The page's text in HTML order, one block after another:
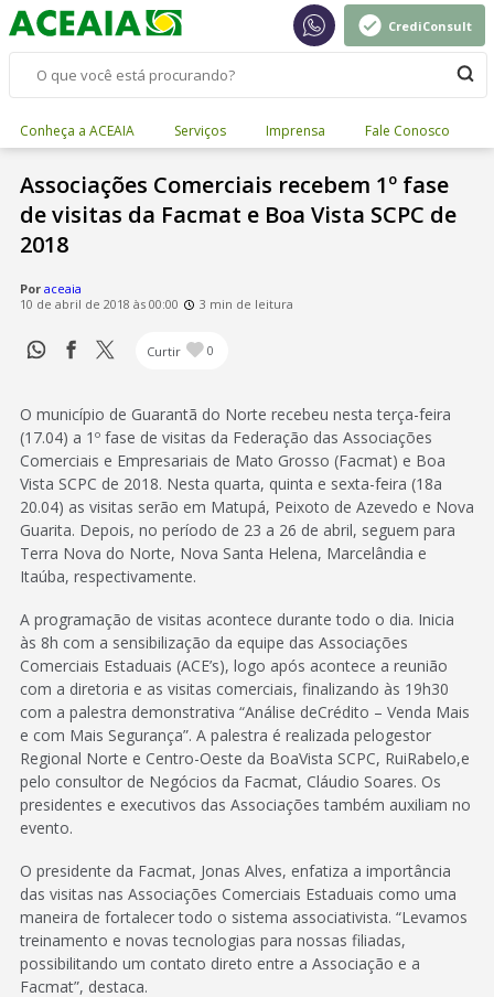
CrediConsult
Conheça a ACEAIA Serviços Imprensa Fale Conosco
Associações Comerciais recebem 1º fase
de visitas da Facmat e Boa Vista SCPC de
2018
Por aceaia
10 de abril de 2018 às 00:00
3 min de leitura
Curtir 0
O município de Guarantã do Norte recebeu nesta terça-feira
(17.04) a 1º fase de visitas da Federação das Associações
Comerciais e Empresariais de Mato Grosso (Facmat) e Boa
Vista SCPC de 2018. Nesta quarta, quinta e sexta-feira (18a
20.04) as visitas serão em Matupá, Peixoto de Azevedo e Nova
Guarita. Depois, no período de 23 a 26 de abril, seguem para
Terra Nova do Norte, Nova Santa Helena, Marcelândia e
Itaúba, respectivamente.
A programação de visitas acontece durante todo o dia. Inicia
às 8h com a sensibilização da equipe das Associações
Comerciais Estaduais (ACE’s), logo após acontece a reunião
com a diretoria e as visitas comerciais, finalizando às 19h30
com a palestra demonstrativa “Análise deCrédito – Venda Mais
e com Mais Segurança”. A palestra é realizada pelogestor
Regional Norte e Centro-Oeste da BoaVista SCPC, RuiRabelo,e
pelo consultor de Negócios da Facmat, Cláudio Soares. Os
presidentes e executivos das Associações também auxiliam no
evento.
O presidente da Facmat, Jonas Alves, enfatiza a importância
das visitas nas Associações Comerciais Estaduais como uma
maneira de fortalecer todo o sistema associativista. “Levamos
treinamento e novas tecnologias para nossas filiadas,
possibilitando um contato direto entre a Associação e a
Facmat”, destaca.